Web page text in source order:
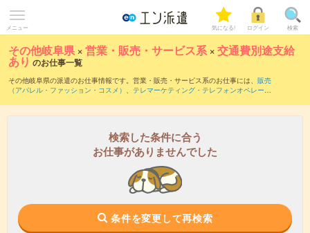
メニュー 気になる! ログイン 検索
その他岐阜県 ×営業・販売・サービス系 ×交通費別途支給
あり のお仕事一覧
その他岐阜県の派遣のお仕事情報です。営業・販売・サービス系のお仕事には、 販売
（アパレル・ファッション・コスメ） 、 テレマーケティング・テレフォンオペレータ
量募集などのこだわり条件も取り揃えています。
検索した条件に合う
お仕事がありませんでした
条件を変更して再検索